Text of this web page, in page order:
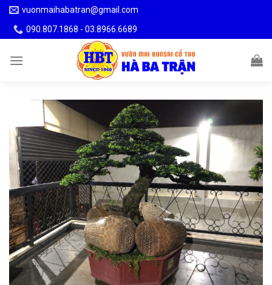
Skip
content
vuonmaihabatran@gmail.com
090.807.1868 - 03.8966.6689